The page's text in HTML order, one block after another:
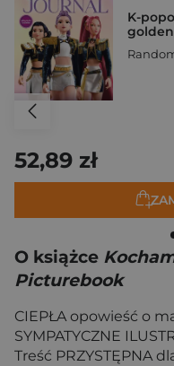
K-
52,89 zł
O książce
Picturebook
CIEPŁA opowieść o
SYMPATYCZNE
Treść PRZYSTĘPNA